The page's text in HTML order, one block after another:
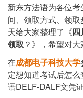
新东方法语为各位
间、领取方式、领
天给大家整理了《
领取 ？》，希望对
在成都电子科技大学
定想知道考试后怎
语DELF-DALF文凭